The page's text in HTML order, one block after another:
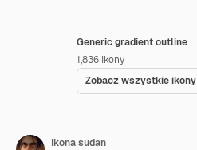
Generic gradient outline
1,836 Ikony
Zobacz wszystkie ikony
Ikona sudan